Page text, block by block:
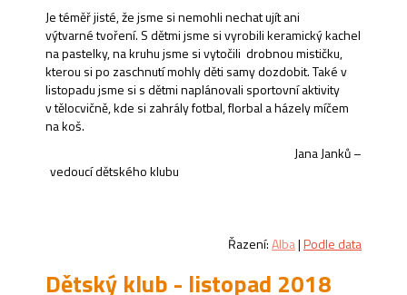
Je téměř jisté, že jsme si nemohli nechat ujít ani
výtvarné tvoření. S dětmi jsme si vyrobili keramický kachel
na pastelky, na kruhu jsme si vytočili drobnou mističku,
kterou si po zaschnutí mohly děti samy dozdobit. Také v
listopadu jsme si s dětmi naplánovali sportovní aktivity
v tělocvičně, kde si zahrály fotbal, florbal a házely míčem
na koš.
Jana Janků –
vedoucí dětského klubu
Řazení:Alba|Podle data
Dětský klub - listopad 2018